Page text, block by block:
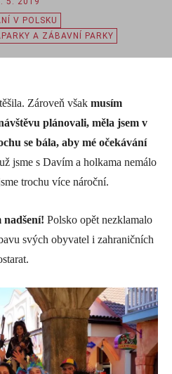
V POLSKU
A ZÁBAVNÍ PARKY
Zároveň však musím
plánovali, měla jsem v
se bála, aby mé očekávání
jsme s Davím a holkama nemálo
trochu více nároční.
nadšení! Polsko opět nezklamalo
svých obyvatel i zahraničních